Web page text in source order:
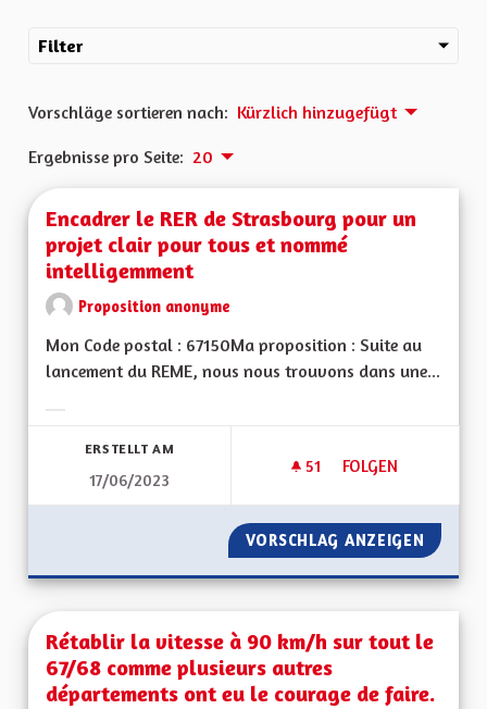
Filter
Vorschläge sortieren nach: Kürzlich hinzugefügt
Ergebnisse pro Seite: 20
Encadrer le RER de Strasbourg pour un
projet clair pour tous et nommé
intelligemment
Proposition anonyme
Mon Code postal : 67150Ma proposition : Suite au
lancement du REME, nous nous trouvons dans une...
ERSTELLT AM
17/06/2023
51 51 FOLLOWER
FOLGEN
ENCADRER LE
VORSCHLAG ANZEIGEN
Rétablir la vitesse à 90 km/h sur tout le
67/68 comme plusieurs autres
départements ont eu le courage de faire.